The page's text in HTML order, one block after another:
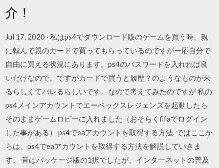
介！
Jul 17, 2020 · 私はps4でダウンロード版のゲームを買う時、親
に頼んで親のカードで買ってもらっているのですが一応自分で
自由に買える状況にあります。ps4のパスワードを入れれば良
いだけなので。ですがカードで買うと履歴？のようなものが来
るらしくてバレるらしいです。なので考えてみたのですが 私の
ps4メインアカウントでエーペックスレジェンズを起動したら
そのままゲームロビーに入れました（おそらくfifaでログイン
した事がある） ps4でeaアカウントを取得する方法. ではここか
らは、ps4でeaアカウントを取得する方法を解説していきま
す。 昔はパッケージ版の1択でしたが、インターネットの普及